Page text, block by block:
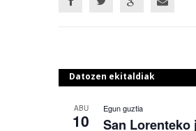
Datozen ekitaldiak
ABU
10
Egun guztia
San Lorenteko